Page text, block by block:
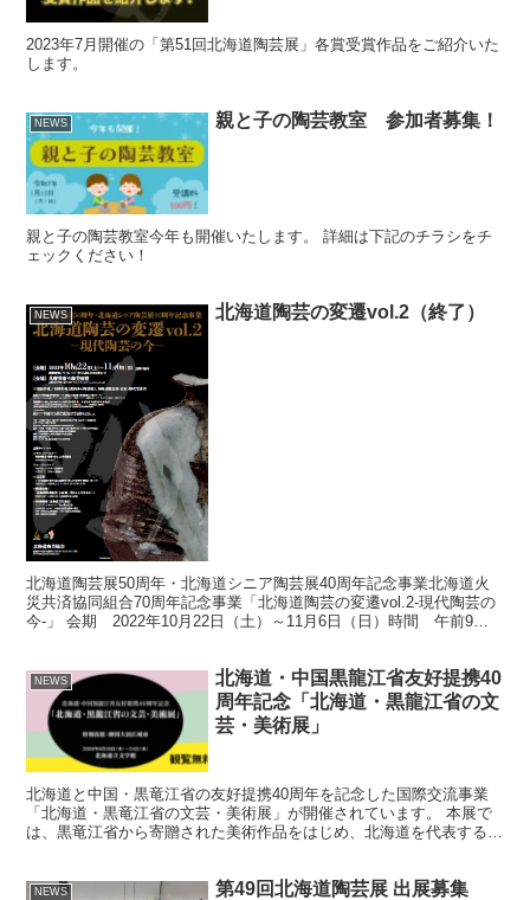
2023年7月開催の「第51回北海道陶芸展」各賞受賞作品をご紹介いた
します。
NEWS 親と子の陶芸教室 参加者募集！
親と子の陶芸教室今年も開催いたします。 詳細は下記のチラシをチ
ェックください！
NEWS 北海道陶芸の変遷vol.2（終了）
北海道陶芸展50周年・北海道シニア陶芸展40周年記念事業北海道火
災共済協同組合70周年記念事業「北海道陶芸の変遷vol.2-現代陶芸の
今-」 会期 2022年10月22日（土）～11月6日（日）時間 午前9時
NEWS
北海道・中国黒龍江省友好提携40
周年記念「北海道・黒龍江省の文
芸・美術展」
北海道と中国・黒竜江省の友好提携40周年を記念した国際交流事業
「北海道・黒竜江省の文芸・美術展」が開催されています。 本展で
は、黒竜江省から寄贈された美術作品をはじめ、北海道を代表する文
NEWS
第49回北海道陶芸展 出展募集